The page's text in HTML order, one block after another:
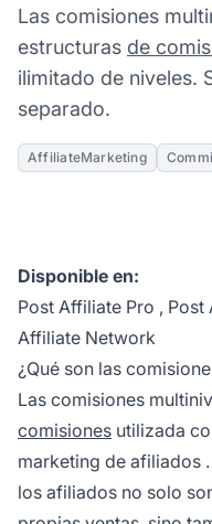
Las comisiones
estructuras de
ilimitado de niveles.
separado.
AffiliateMarketing
Disponible en:
Post Affiliate Pro , Post
Affiliate Network
¿Qué son las
Las comisiones
comisiones utilizada
marketing de afiliados
los afiliados no solo